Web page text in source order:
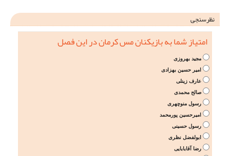
نظرسنجی
امتیاز شما به بازیکنان مس کرمان در این فصل
مجید بهروزی
امیر حسین بهزادی
عارف زینلی
صالح محمدی
رسول منوچهری
امیرحسین پورمحمد
رسول حسینی
ابولفضل نظری
رضا آقابابایی